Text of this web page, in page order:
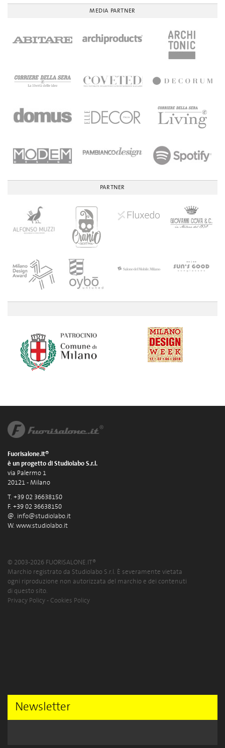
MEDIA PARTNER
PARTNER
Fuorisalone.it®
è un progetto di Studiolabo S.r.l.
via Palermo 1
20121 - Milano
T. +39 02 36638150
F. +39 02 36638150
@. info@studiolabo.it
W. www.studiolabo.it
© 2003-2026 FUORISALONE.IT®
Marchio registrato da Studiolabo S.r.l. È severamente vietata
ogni riproduzione non autorizzata del marchio e dei contenuti
di questo sito.
Privacy Policy - Cookies Policy
Newsletter